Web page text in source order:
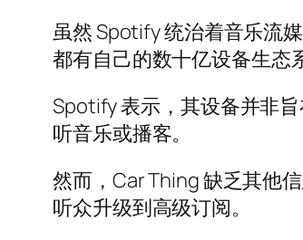
虽然 Spotify 统治着音乐流
都有自己的数十亿设备生态
Spotify 表示，其设备并非
听音乐或播客。
然而，Car Thing 缺乏其他
听众升级到高级订阅。